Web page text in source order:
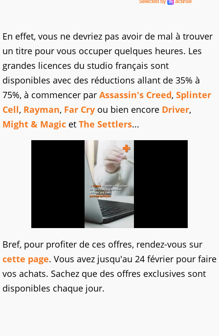
En effet, vous ne devriez pas avoir de mal à trouver
un titre pour vous occuper quelques heures. Les
grandes licences du studio français sont
disponibles avec des réductions allant de 35% à
75%, à commencer par Assassin's Creed, Splinter
Cell, Rayman, Far Cry ou bien encore Driver,
Might & Magic et The Settlers...
Bref, pour profiter de ces offres, rendez-vous sur
cette page. Vous avez jusqu'au 24 février pour faire
vos achats. Sachez que des offres exclusives sont
disponibles chaque jour.